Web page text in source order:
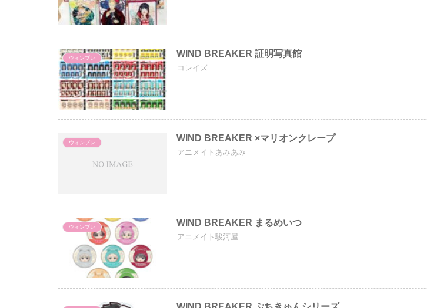
ウィンブレ WIND BREAKER 証明写真館
コレイズ
ウィンブレ WIND BREAKER ×マリオンクレープ
アニメイトあみあみ
ウィンブレ WIND BREAKER まるめいつ
アニメイト駿河屋